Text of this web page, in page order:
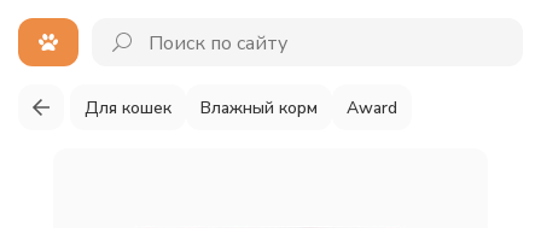
Для кошек Влажный корм Award